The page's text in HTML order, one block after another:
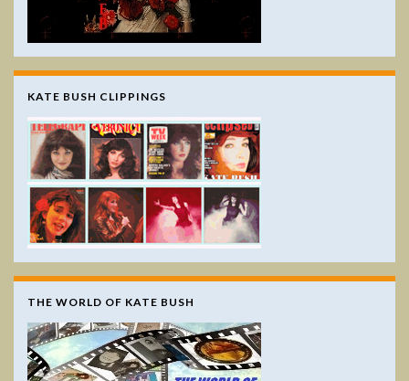
KATE BUSH CLIPPINGS
THE WORLD OF KATE BUSH